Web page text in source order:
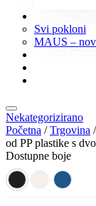
Svi pokloni
MAUS –
Nekategorizirano
Početna /Trgovina /
od PP plastike s
Dostupne boje